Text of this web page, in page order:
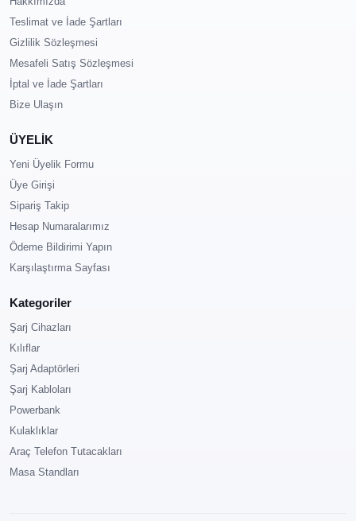
Teslimat ve İade Şartları
Gizlilik Sözleşmesi
Mesafeli Satış Sözleşmesi
İptal ve İade Şartları
Bize Ulaşın
ÜYELİK
Yeni Üyelik Formu
Üye Girişi
Sipariş Takip
Hesap Numaralarımız
Ödeme Bildirimi Yapın
Karşılaştırma Sayfası
Kategoriler
Şarj Cihazları
Kılıflar
Şarj Adaptörleri
Şarj Kabloları
Powerbank
Kulaklıklar
Araç Telefon Tutacakları
Masa Standları